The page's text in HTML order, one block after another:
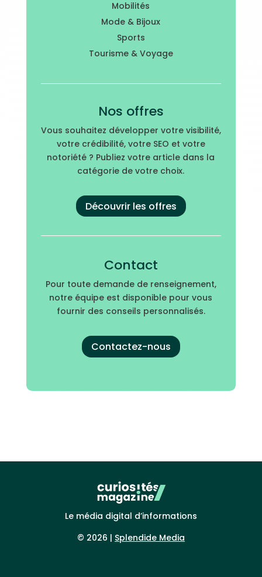
Mobilités
Mode & Bijoux
Sports
Tourisme & Voyage
Nos offres
Vous souhaitez développer votre visibilité,
votre crédibilité, votre SEO et votre
notoriété ? Publiez votre article dans la
catégorie de votre choix.
Découvrir les offres
Contact
Pour toute demande de renseignement,
notre équipe est disponible pour vous
fournir des conseils personnalisés.
Contactez-nous
Le média digital d’informations
© 2026 | Splendide Media